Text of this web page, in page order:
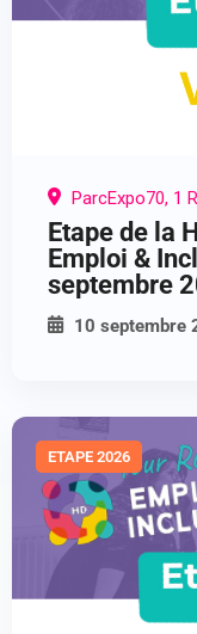
ParcExpo70, 1
Etape de la
Emploi &
septembre
10 septembre
ETAPE 2026